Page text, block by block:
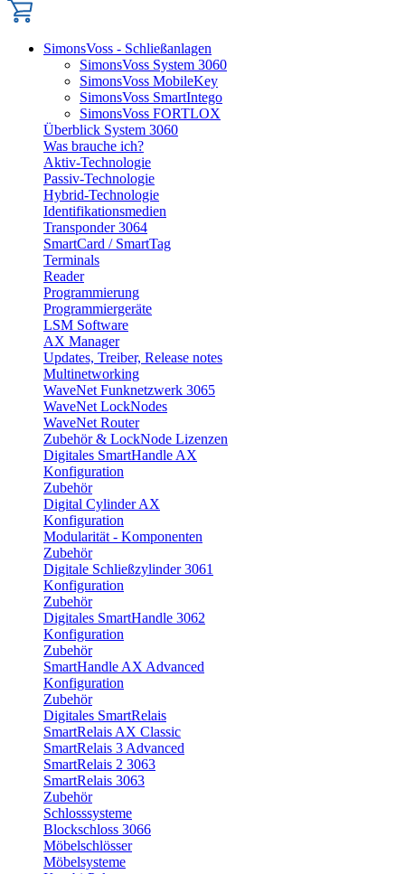
SimonsVoss - Schließanlagen
SimonsVoss System 3060
SimonsVoss MobileKey
SimonsVoss SmartIntego
SimonsVoss FORTLOX
Überblick System 3060
Was brauche ich?
Aktiv-Technologie
Passiv-Technologie
Hybrid-Technologie
Identifikationsmedien
Transponder 3064
SmartCard / SmartTag
Terminals
Reader
Programmierung
Programmiergeräte
LSM Software
AX Manager
Updates, Treiber, Release notes
Multinetworking
WaveNet Funknetzwerk 3065
WaveNet LockNodes
WaveNet Router
Zubehör & LockNode Lizenzen
Digitales SmartHandle AX
Konfiguration
Zubehör
Digital Cylinder AX
Konfiguration
Modularität - Komponenten
Zubehör
Digitale Schließzylinder 3061
Konfiguration
Zubehör
Digitales SmartHandle 3062
Konfiguration
Zubehör
SmartHandle AX Advanced
Konfiguration
Zubehör
Digitales SmartRelais
SmartRelais AX Classic
SmartRelais 3 Advanced
SmartRelais 2 3063
SmartRelais 3063
Zubehör
Schlosssysteme
Blockschloss 3066
Möbelschlösser
Möbelsysteme